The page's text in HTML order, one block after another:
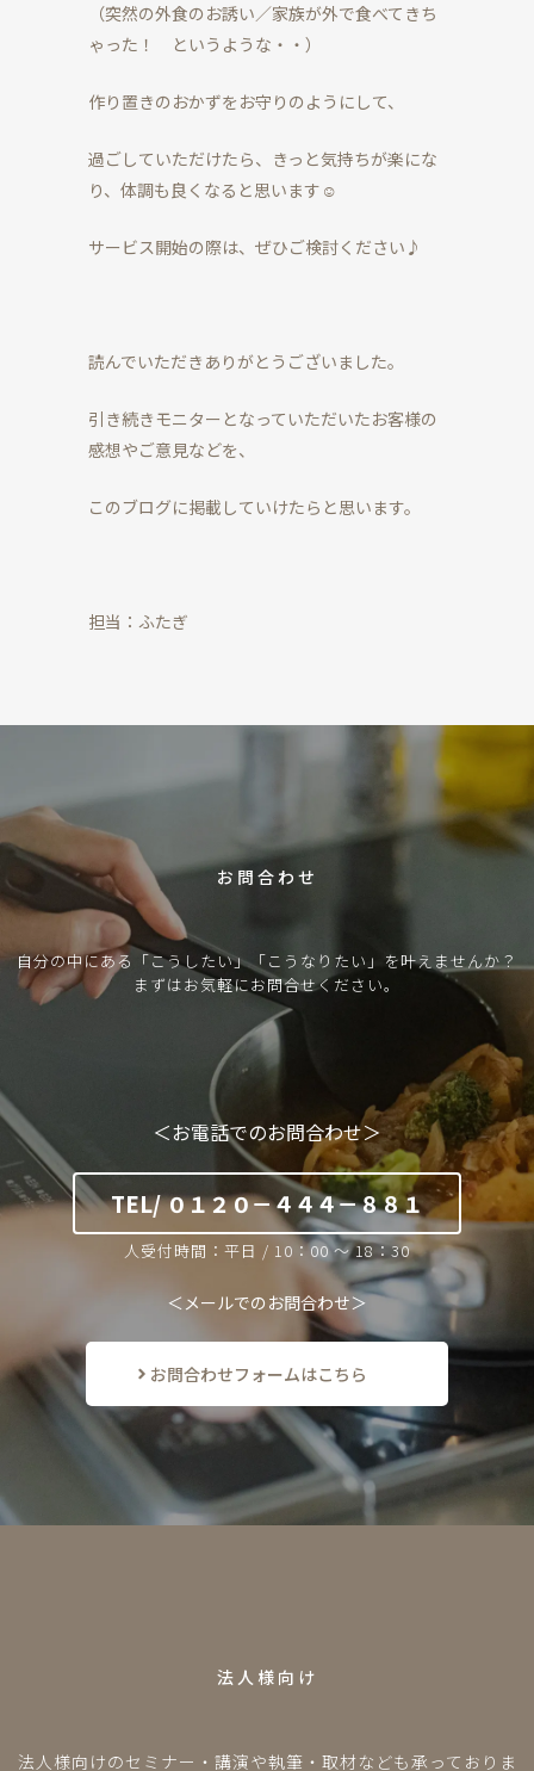
（突然の外食のお誘い／家族が外で食べてきち
ゃった！ というような・・）
作り置きのおかずをお守りのようにして、
過ごしていただけたら、きっと気持ちが楽にな
り、体調も良くなると思います☺
サービス開始の際は、ぜひご検討ください♪
読んでいただきありがとうございました。
引き続きモニターとなっていただいたお客様の
感想やご意見などを、
このブログに掲載していけたらと思います。
担当：ふたぎ
NT ACT
お問合わせ
自分の中にある「こうしたい」「こうなりたい」を叶えませんか？
まずはお気軽にお問合せください。
＜お電話でのお問合わせ＞
TEL/ ０１２０－４４４－８８１
人受付時間：平日 / 10：00 ～ 18：30
＜メールでのお問合わせ＞
お問合わせフォームはこちら
法人様向け
法人様向けのセミナー・講演や執筆・取材なども承っておりま